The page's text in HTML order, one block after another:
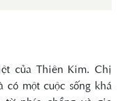
của Thiên Kim. Chị
một cuộc sống khá